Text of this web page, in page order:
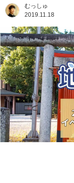
むっしゅ
2019.11.18